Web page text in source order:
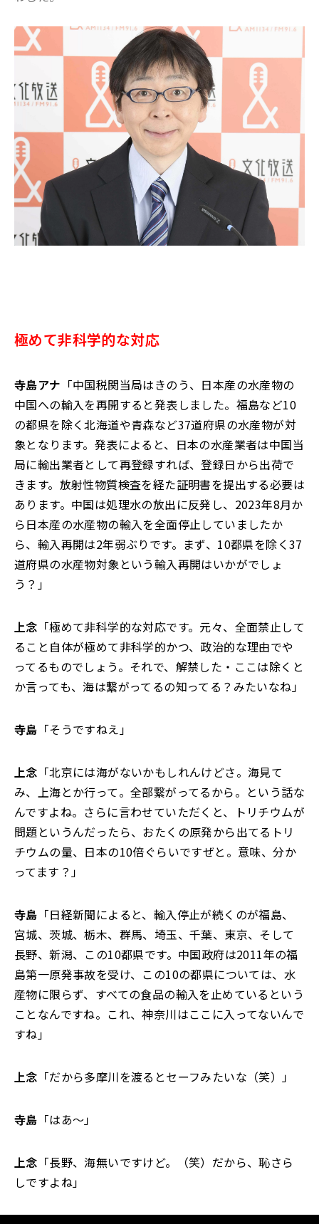
極めて非科学的な対応
寺島アナ 「中国税関当局はきのう、日本産の水産物の
中国への輸入を再開すると発表しました。福島など10
の都県を除く北海道や青森など37道府県の水産物が対
象となります。発表によると、日本の水産業者は中国当
局に輸出業者として再登録すれば、登録日から出荷で
きます。放射性物質検査を経た証明書を提出する必要は
あります。中国は処理水の放出に反発し、2023年8月か
ら日本産の水産物の輸入を全面停止していましたか
ら、輸入再開は2年弱ぶりです。まず、10都県を除く37
道府県の水産物対象という輸入再開はいかがでしょ
う？」
上念 「極めて非科学的な対応です。元々、全面禁止して
ること自体が極めて非科学的かつ、政治的な理由でや
ってるものでしょう。それで、解禁した・ここは除くと
か言っても、海は繋がってるの知ってる？みたいなね」
寺島 「そうですねえ」
上念 「北京には海がないかもしれんけどさ。海見て
み、上海とか行って。全部繋がってるから。という話な
んですよね。さらに言わせていただくと、トリチウムが
問題というんだったら、おたくの原発から出てるトリ
チウムの量、日本の10倍ぐらいですぜと。意味、分か
ってます？」
寺島 「日経新聞によると、輸入停止が続くのが福島、
宮城、茨城、栃木、群馬、埼玉、千葉、東京、そして
長野、新潟、この10都県です。中国政府は2011年の福
島第一原発事故を受け、この10の都県については、水
産物に限らず、すべての食品の輸入を止めているという
ことなんですね。これ、神奈川はここに入ってないんで
すね」
上念 「だから多摩川を渡るとセーフみたいな（笑）」
寺島 「はあ～」
上念 「長野、海無いですけど。（笑）だから、恥さら
しですよね」